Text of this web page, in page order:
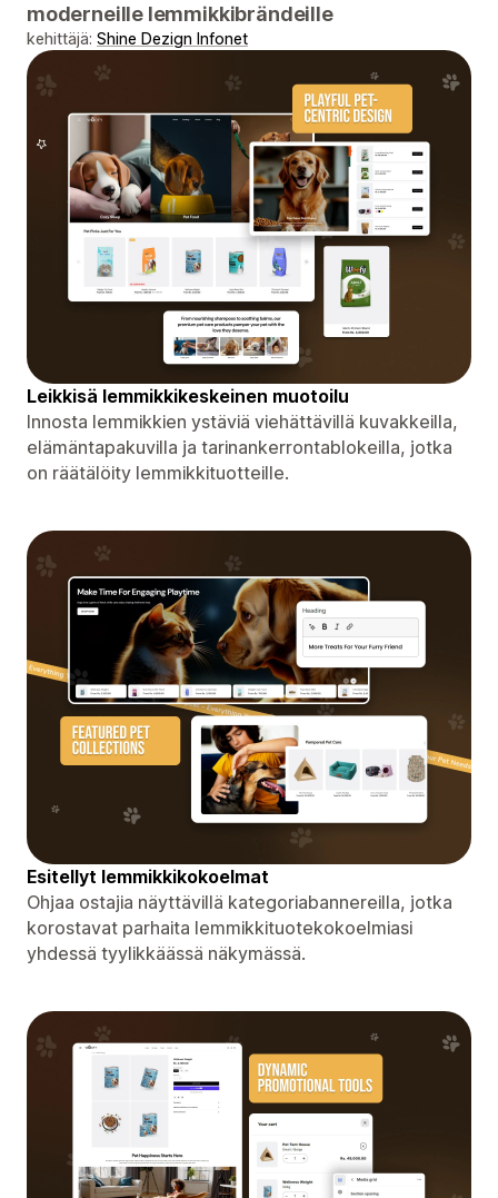
moderneille lemmikkibrändeille
kehittäjä: Shine Dezign Infonet
Leikkisä lemmikkikeskeinen muotoilu
Innosta lemmikkien ystäviä viehättävillä kuvakkeilla,
elämäntapakuvilla ja tarinankerrontablokeilla, jotka
on räätälöity lemmikkituotteille.
Esitellyt lemmikkikokoelmat
Ohjaa ostajia näyttävillä kategoriabannereilla, jotka
korostavat parhaita lemmikkituotekokoelmiasi
yhdessä tyylikkäässä näkymässä.